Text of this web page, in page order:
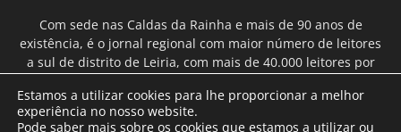
Com sede nas Caldas da Rainha e mais de 90 anos de
existência, é o jornal regional com maior número de leitores
a sul de distrito de Leiria, com mais de 40.000 leitores por
Continental e assinatura online.
Estamos a utilizar cookies para lhe proporcionar a melhor
experiência no nosso website.
Pode saber mais sobre os cookies que estamos a utilizar ou